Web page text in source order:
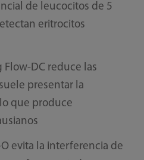
de leucocitos de 5
eritrocitos
Flow-DC reduce las
presentar la
que produce
O evita la interferencia de